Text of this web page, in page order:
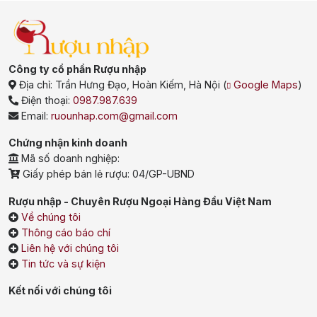
Tem phụ rõ ràng
tiếng Việt hợp lệ, ghi đầy đủ nơi nhập khẩu và phân phối;
Seal nắp chai : chai thật có seal đồng đều, không bị bong
tróc, không lỏng lẻo;
Màu rượu : Glenfiddich thật có màu sáng, trong, không bị
vẩn đục hay có cặn;
Bao bì sắc nét: logo, dòng chữ và hoa văn dập chìm rõ
nét, không bị nhòe hay lem mực;
Giá bán hợp lý
thấp hơn thị trường 30 đến 50 phần trăm, hãy kiểm tra lại
kỹ nguồn gốc.
Để đảm bảo yên tâm tuyệt đối, bạn nên mua rượu Glenfiddich
tại các nhà phân phối uy tín như
cam kết chính hãng, hóa đơn đầy đủ và sẵn sàng kiểm tra
hàng cùng bạn.
Cách chọn mua rượu
Công ty cổ phần Rượu nhập
Địa chỉ: Trần Hưng Đạo, Hoàn Kiếm, Hà Nội ( Google Maps)
Điện thoại:0987.987.639
Email:ruounhap.com@gmail.com
Chứng nhận kinh doanh
Mã số doanh nghiệp:
Giấy phép bán lẻ rượu: 04/GP-UBND
Rượu nhập - Chuyên Rượu Ngoại Hàng Đầu Việt Nam
Về chúng tôi
Thông cáo báo chí
Liên hệ với chúng tôi
Tin tức và sự kiện
Kết nối với chúng tôi